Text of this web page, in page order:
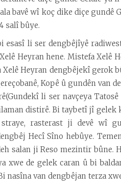
bavê wî koç dike diçe gundê
salî bûye.
esasî li ser dengbêjîyê
Heyran hene. Mistefa Xelê
Xelê Heyran dengbêjekî gerok
Kopê û gundên van
li ser navçeya
distirê. Bi taybetî jî gelek
rasterast ji devê wî
Hecî Sîno hebûye.
salan ji Reso mezintir bûne.
xwe de gelek caran û bi
nasîna van dengbêjan terza